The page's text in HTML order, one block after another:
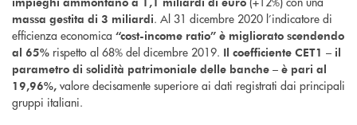
massa gestita di 3 miliardi. Al 31 dicembre 2020 l’indicatore di
efficienza economica “cost-income ratio” è migliorato scendendo
al 65% rispetto al 68% del dicembre 2019. Il coefficiente CET1 – il
parametro di solidità patrimoniale delle banche – è pari al
19,96%, valore decisamente superiore ai dati registrati dai principali
gruppi italiani.